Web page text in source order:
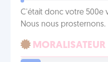
C'était donc votre 500e
Nous nous prosternons.
MORALISATEUR